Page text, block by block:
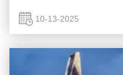
интеллектуального
10-13-2025